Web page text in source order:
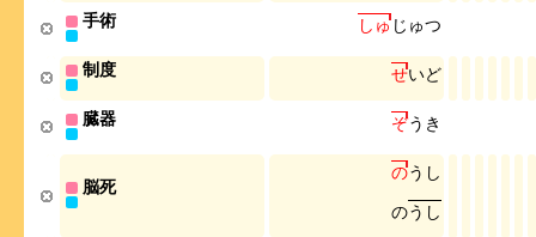
手術 し ゅじ ゅつ
制度 せいど
臓器 ぞう き
脳死
のう し
のう し